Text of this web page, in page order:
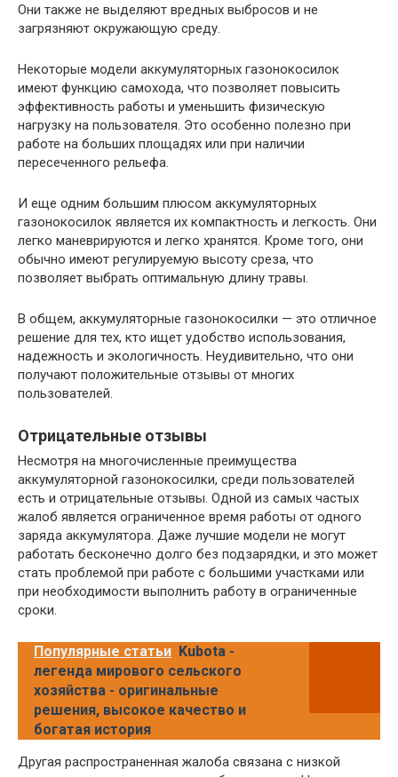
Они также не выделяют вредных выбросов и не
загрязняют окружающую среду.
Некоторые модели аккумуляторных газонокосилок
имеют функцию самохода, что позволяет повысить
эффективность работы и уменьшить физическую
нагрузку на пользователя. Это особенно полезно при
работе на больших площадях или при наличии
пересеченного рельефа.
И еще одним большим плюсом аккумуляторных
газонокосилок является их компактность и легкость. Они
легко маневрируются и легко хранятся. Кроме того, они
обычно имеют регулируемую высоту среза, что
позволяет выбрать оптимальную длину травы.
В общем, аккумуляторные газонокосилки — это отличное
решение для тех, кто ищет удобство использования,
надежность и экологичность. Неудивительно, что они
получают положительные отзывы от многих
пользователей.
Отрицательные отзывы
Несмотря на многочисленные преимущества
аккумуляторной газонокосилки, среди пользователей
есть и отрицательные отзывы. Одной из самых частых
жалоб является ограниченное время работы от одного
заряда аккумулятора. Даже лучшие модели не могут
работать бесконечно долго без подзарядки, и это может
стать проблемой при работе с большими участками или
при необходимости выполнить работу в ограниченные
сроки.
Популярные статьи Kubota -
легенда мирового сельского
хозяйства - оригинальные
решения, высокое качество и
богатая история
Другая распространенная жалоба связана с низкой